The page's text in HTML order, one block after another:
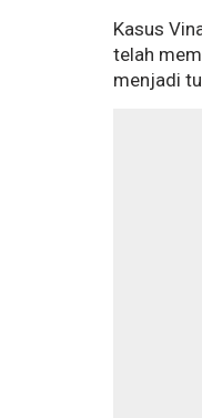
Kasus
telah
menjadi